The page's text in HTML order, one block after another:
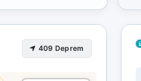
409 Deprem